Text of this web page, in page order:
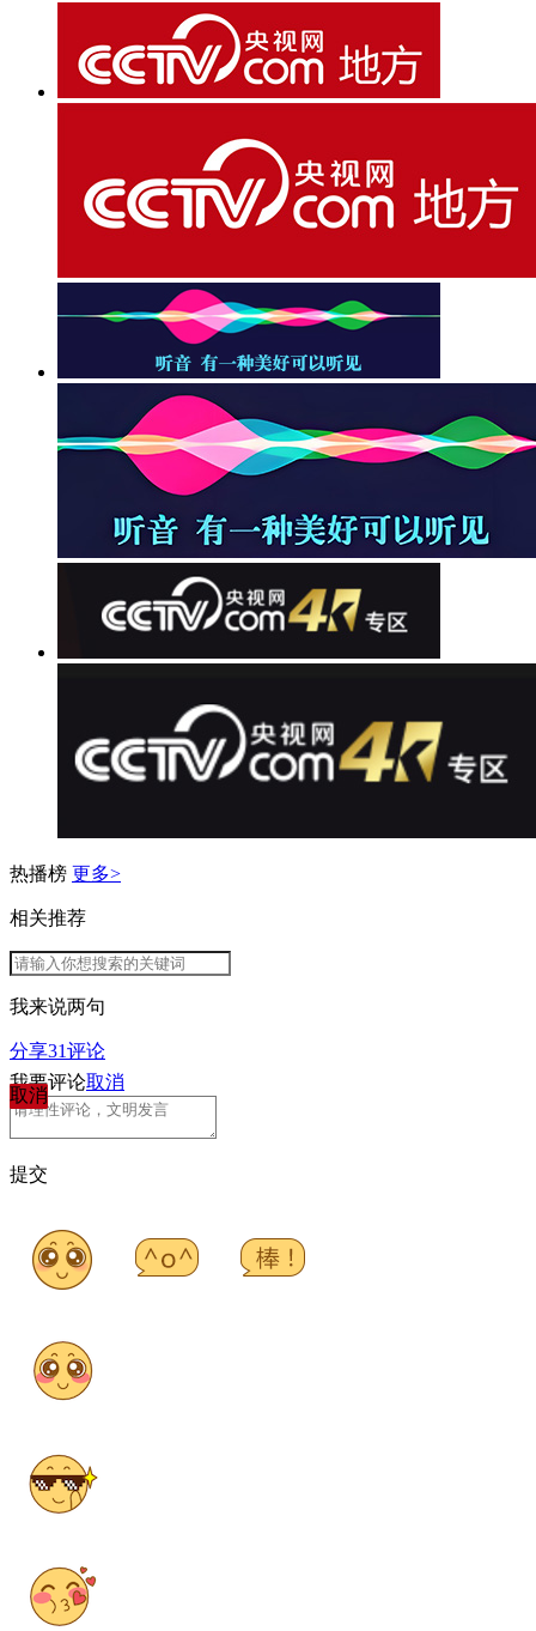
热播榜 更多>
相关推荐
我来说两句
分享31评论
取消
我要评论取消
提交